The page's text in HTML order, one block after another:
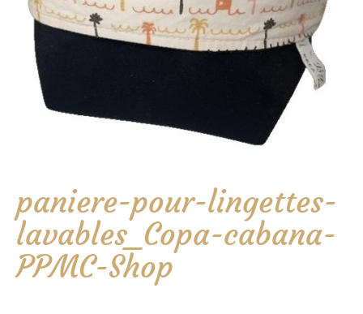
paniere-pour-lingettes-
lavables_Copa-cabana-
PPMC-Shop